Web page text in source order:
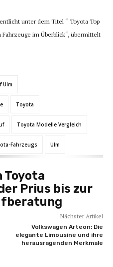
unter dem Titel “ Toyota Top
im Überblick“, übermittelt
Ulm
Toyota
Toyota Modelle Vergleich
Fahrzeugs Ulm
Toyota
Prius bis zur
Nächster Artikel
Volkswagen Arteon: Die
elegante Limousine und ihre
herausragenden Merkmale